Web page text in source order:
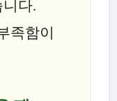
다.
족함이